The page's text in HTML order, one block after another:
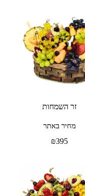
זר השמחות
מחיר באתר
₪395